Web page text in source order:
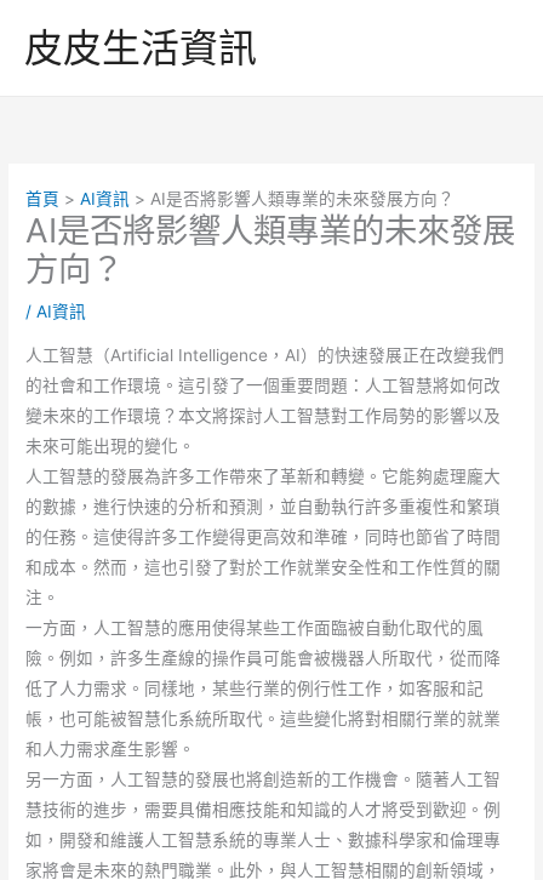
皮皮生活資訊
首頁 AI資訊 AI是否將影響人類專業的未來發展方向？
AI是否將影響人類專業的未來發展
方向？
/AI資訊
人工智慧（Artificial Intelligence，AI）的快速發展正在改變我們
的社會和工作環境。這引發了一個重要問題：人工智慧將如何改
變未來的工作環境？本文將探討人工智慧對工作局勢的影響以及
未來可能出現的變化。
人工智慧的發展為許多工作帶來了革新和轉變。它能夠處理龐大
的數據，進行快速的分析和預測，並自動執行許多重複性和繁瑣
的任務。這使得許多工作變得更高效和準確，同時也節省了時間
和成本。然而，這也引發了對於工作就業安全性和工作性質的關
注。
一方面，人工智慧的應用使得某些工作面臨被自動化取代的風
險。例如，許多生產線的操作員可能會被機器人所取代，從而降
低了人力需求。同樣地，某些行業的例行性工作，如客服和記
帳，也可能被智慧化系統所取代。這些變化將對相關行業的就業
和人力需求產生影響。
另一方面，人工智慧的發展也將創造新的工作機會。隨著人工智
慧技術的進步，需要具備相應技能和知識的人才將受到歡迎。例
如，開發和維護人工智慧系統的專業人士、數據科學家和倫理專
家將會是未來的熱門職業。此外，與人工智慧相關的創新領域，